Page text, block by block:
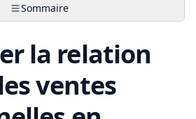
Sommaire
la relation
ventes